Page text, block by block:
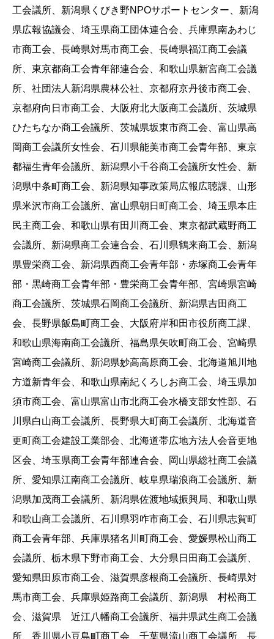
工会議所、新潟県くびき野NPOサポートセンター、新潟
県広報協議会、埼玉県商工団体連合会、兵庫県南あわじ
市商工会、長崎県対馬市商工会、長崎県福江商工会議
所、東京都商工会青年部連合会、和歌山県新宮商工会議
所、社団法人新潟県農林公社、京都府京丹後市商工会、
京都府向日市商工会、大阪府北大阪商工会議所、茨城県
ひたちなか商工会議所、茨城県坂東市商工会、富山県高
岡商工会議所女性会、石川県能美市商工会青年部、東京
都福生青年会議所、新潟県小千谷商工会議所女性会、新
潟県中条町商工会、新潟県知事政策局広報広聴課、山形
県米沢市商工会議所、富山県朝日町商工会、埼玉県本庄
民主商工会、和歌山県有田川商工会、東京都武蔵野商工
会議所、新潟県商工会連合会、石川県鶴来商工会、新潟
県豊栄商工会、新潟県西商工会青年部・赤塚商工会青年
部・黒崎商工会青年部・豊栄商工会青年部、宮崎県宮崎
商工会議所、茨城県石岡商工会議所、新潟県吉田商工
会、長野県飯島町商工会、大阪府岸和田市役所商工課、
和歌山県海南商工会議所、福島県矢吹町商工会、宮崎県
宮崎商工会議所、新潟県妙高高原商工会、北海道旭川地
方道新青年会、和歌山県南紀くろしお商工会、埼玉県加
須市商工会、富山県富山市北商工会水橋支部女性部、石
川県白山商工会議所、長野県大町商工会議所、北海道音
更町商工会建設工業部会、北海道帯広地方法人会音更地
区会、埼玉県商工会青年部連合会、岡山県総社商工会議
所、愛知県江南商工会議所、岐阜県瑞浪商工会議所、新
潟県加茂商工会議所、新潟県佐渡地域振興局、和歌山県
和歌山商工会議所、石川県羽咋市商工会、石川県志賀町
商工会青年部、兵庫県猪名川町商工会、愛媛県松山商工
会議所、栃木県下野市商工会、大分県日田商工会議所、
愛知県田原市商工会、滋賀県彦根商工会議所、長崎県対
馬市商工会、兵庫県姫路商工会議所、新潟県 村松商工
会、滋賀県 近江八幡商工会議所、福井県武生商工会議
所、香川県小豆島町商工会、千葉県流山商工会議所、長